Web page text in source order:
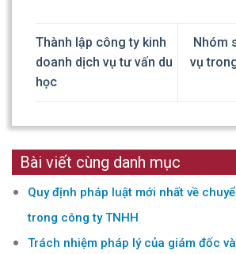
Thành lập công ty kinh
doanh dịch vụ tư vấn du
học
Nhóm
vụ
Bài viết cùng danh mục
Quy định pháp luật mới nhất về
trong công ty TNHH
Trách nhiệm pháp lý của giám đốc